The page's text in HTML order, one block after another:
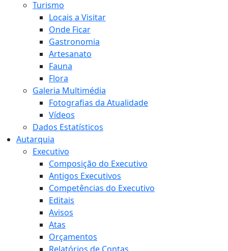
Turismo
Locais a Visitar
Onde Ficar
Gastronomia
Artesanato
Fauna
Flora
Galeria Multimédia
Fotografias da Atualidade
Vídeos
Dados Estatísticos
Autarquia
Executivo
Composição do Executivo
Antigos Executivos
Competências do Executivo
Editais
Avisos
Atas
Orçamentos